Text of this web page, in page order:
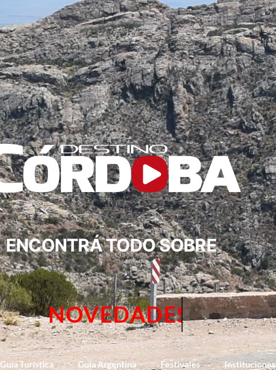
ENCONTRÁ TODO SOBRE
TURISMO
Guía Turística Guía Argentina Festivales Instituciones